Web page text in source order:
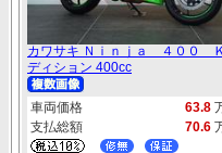
カワサキ Ｎｉｎｊａ ４００
ディション 400cc
車両価格 63.8
支払総額
70.6